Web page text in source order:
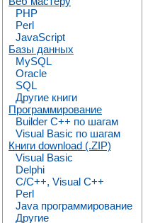
PHP
Perl
JavaScript
Базы данных
MySQL
Oracle
SQL
Другие книги
Программирование
Builder C++ по шагам
Visual Basic по шагам
Книги download (.ZIP)
Visual Basic
Delphi
C/C++, Visual C++
Perl
Java программирование
Другие